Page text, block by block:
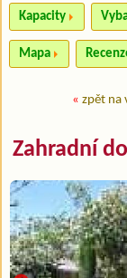
Kapacity
Mapa
« zpět na
Zahradní